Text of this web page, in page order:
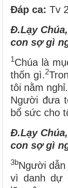
Đáp ca: Tv
Đ.Lạy
con sợ gì
1Chúa là
thốn gì.2
tôi nằm nghỉ.
Người đưa
bổ sức cho
Đ.Lạy
con sợ gì
3bNgười
vì danh dự